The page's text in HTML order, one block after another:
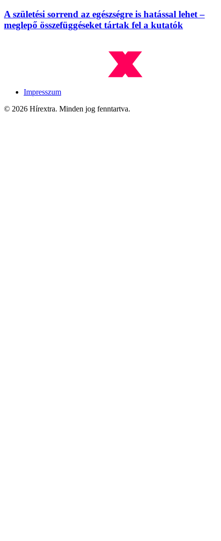
A születési sorrend az egészségre is hatással lehet –
meglepő összefüggéseket tártak fel a kutatók
Impresszum
© 2026 Hírextra. Minden jog fenntartva.